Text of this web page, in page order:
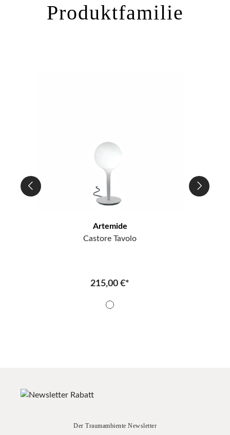
Produktfamilie
Artemide
Castore Tavolo
215,00 €*
Der Traumambiente Newsletter